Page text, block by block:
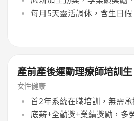
每月5天靈活調休，含生日
產前產後運動理療師培訓生
女性健康
首2年系統在職培訓，無需
底薪+全勤獎+業績獎勵，多